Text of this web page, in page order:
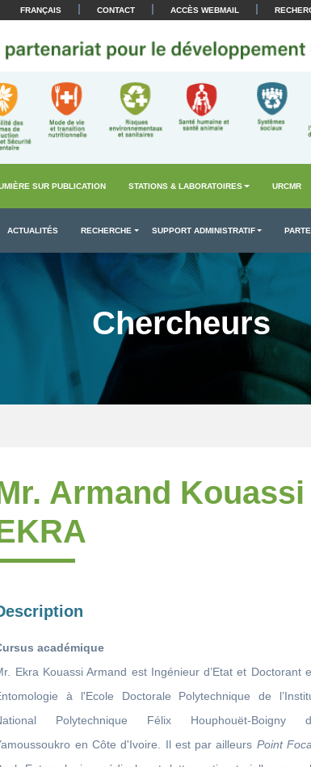
FRANÇAIS | CONTACT | ACCÈS WEBMAIL |
SUR PUBLICATION STATIONS & LABORATOIRES URCMR
ACTUALITÉS RECHERCHE SUPPORT ADMINISTRATIF
Chercheurs
Armand Kouassi
académique
Ekra Kouassi Armand est Ingénieur d’Etat et Doctorant
à l'Ecole Doctorale Polytechnique de
Polytechnique Félix Houphouët-Boigny
en Côte d'Ivoire. Il est par ailleurs Point